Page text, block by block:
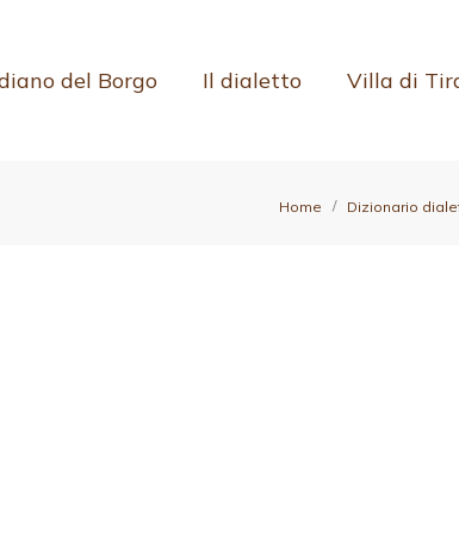
del Borgo Il dialetto Villa di
Home Dizionario